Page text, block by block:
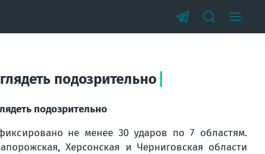
подозрительно
подозрительно
не менее 30 ударов по 7 областям.
Херсонская и Черниговская области